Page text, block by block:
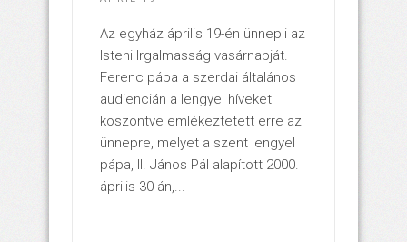
Az egyház április 19-én ünnepli az
Isteni Irgalmasság vasárnapját.
Ferenc pápa a szerdai általános
audiencián a lengyel híveket
köszöntve emlékeztetett erre az
ünnepre, melyet a szent lengyel
pápa, II. János Pál alapított 2000.
április 30-án,...